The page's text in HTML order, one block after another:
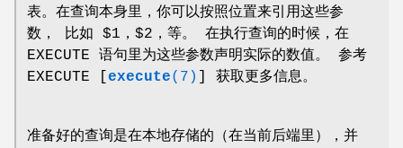
表。在查询本身里，你可以按照位置来引用这些参
数， 比如 $1，$2，等。 在执行查询的时候，在
EXECUTE 语句里为这些参数声明实际的数值。 参考
EXECUTE [ execute(7) ] 获取更多信息。
准备好的查询是在本地存储的（在当前后端里），并